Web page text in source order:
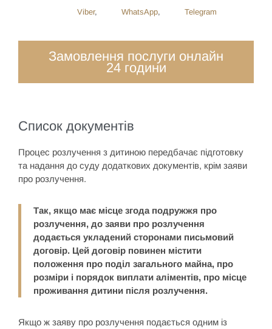
Viber, WhatsApp, Telegram
Замовлення послуги онлайн
24 години
Список документів
Процес розлучення з дитиною передбачає підготовку
та надання до суду додаткових документів, крім заяви
про розлучення.
Так, якщо має місце згода подружжя про
розлучення, до заяви про розлучення
додається укладений сторонами письмовий
договір. Цей договір повинен містити
положення про поділ загального майна, про
розміри і порядок виплати аліментів, про місце
проживання дитини після розлучення.
Якщо ж заяву про розлучення подається одним із